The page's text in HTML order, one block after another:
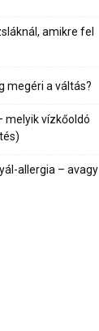
amikre fel
megéri a váltás?
melyik vízkőoldó
allergia – avagy